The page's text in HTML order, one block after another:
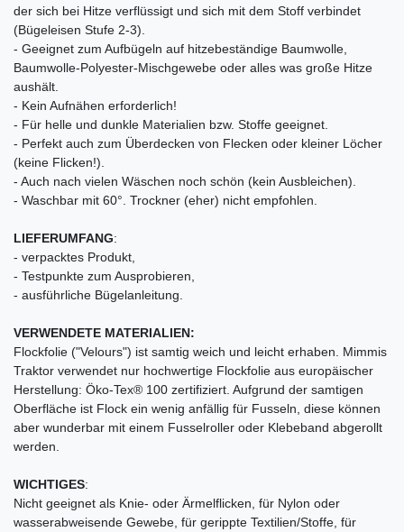
der sich bei Hitze verflüssigt und sich mit dem Stoff verbindet
(Bügeleisen Stufe 2-3).
- Geeignet zum Aufbügeln auf hitzebeständige Baumwolle,
Baumwolle-Polyester-Mischgewebe oder alles was große Hitze
aushält.
- Kein Aufnähen erforderlich!
- Für helle und dunkle Materialien bzw. Stoffe geeignet.
- Perfekt auch zum Überdecken von Flecken oder kleiner Löcher
(keine Flicken!).
- Auch nach vielen Wäschen noch schön (kein Ausbleichen).
- Waschbar mit 60°. Trockner (eher) nicht empfohlen.
LIEFERUMFANG:
- verpacktes Produkt,
- Testpunkte zum Ausprobieren,
- ausführliche Bügelanleitung.
VERWENDETE MATERIALIEN:
Flockfolie ("Velours") ist samtig weich und leicht erhaben. Mimmis
Traktor verwendet nur hochwertige Flockfolie aus europäischer
Herstellung: Öko-Tex® 100 zertifiziert. Aufgrund der samtigen
Oberfläche ist Flock ein wenig anfällig für Fusseln, diese können
aber wunderbar mit einem Fusselroller oder Klebeband abgerollt
werden.
WICHTIGES:
Nicht geeignet als Knie- oder Ärmelflicken, für Nylon oder
wasserabweisende Gewebe, für gerippte Textilien/Stoffe, für